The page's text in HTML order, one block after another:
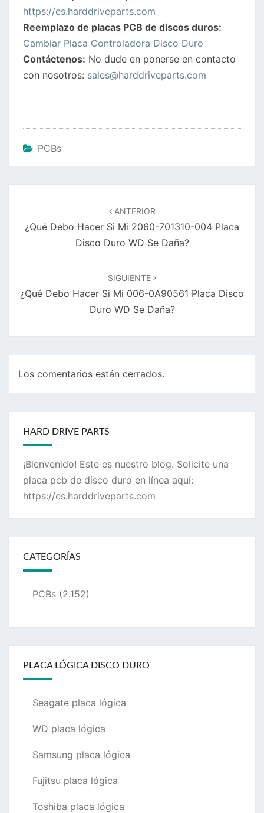
https://es.harddriveparts.com
Reemplazo de placas PCB de discos duros:
Cambiar Placa Controladora Disco Duro
Contáctenos: No dude en ponerse en contacto
con nosotros: sales@harddriveparts.com
PCBs
entradas
ANTERIOR
¿Qué Debo Hacer Si Mi 2060-701310-004 Placa
Disco Duro WD Se Daña?
SIGUIENTE
¿Qué Debo Hacer Si Mi 006-0A90561 Placa Disco
Duro WD Se Daña?
Los comentarios están cerrados.
HARD DRIVE PARTS
¡Bienvenido! Este es nuestro blog. Solicite una
placa pcb de disco duro en línea aquí:
https://es.harddriveparts.com
CATEGORÍAS
PCBs (2.152)
PLACA LÓGICA DISCO DURO
Seagate placa lógica
WD placa lógica
Samsung placa lógica
Fujitsu placa lógica
Toshiba placa lógica